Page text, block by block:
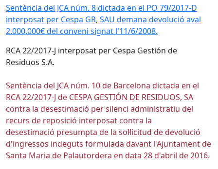
Sentència del JCA núm. 8 dictada en el PO 79/2017-D
interposat per Cespa GR, SAU demana devolució aval
2.000.000€ del conveni signat l'11/6/2008.
RCA 22/2017-J interposat per Cespa Gestión de
Residuos S.A.
Sentència del JCA núm. 10 de Barcelona dictada en el
RCA 22/2017-J de CESPA GESTIÓN DE RESIDUOS, SA
contra la desestimació per silenci administratiu del
recurs de reposició interposat contra la
desestimació presumpta de la sol·licitud de devolució
d'ingressos indeguts formulada davant l'Ajuntament de
Santa Maria de Palautordera en data 28 d'abril de 2016.